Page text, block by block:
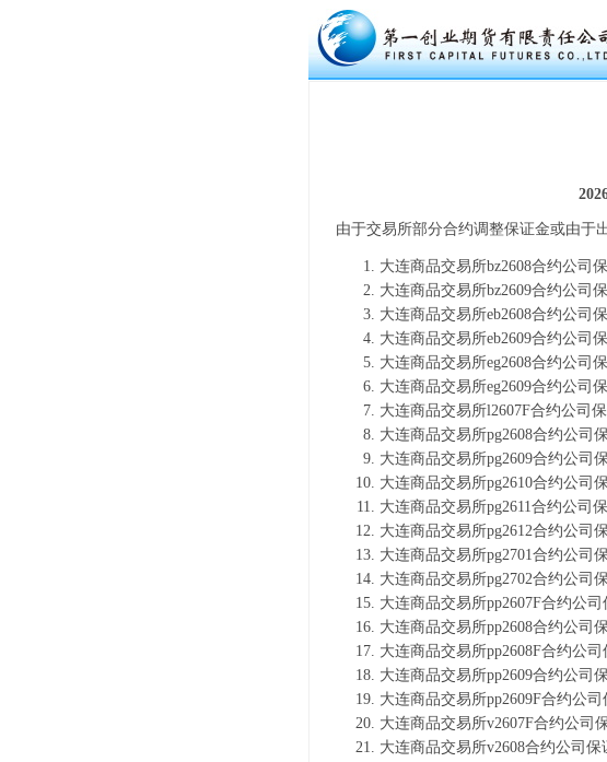
由于交易所部分合约调整保证金或由于
大连商品交易所bz2608合约公司
大连商品交易所bz2609合约公司
大连商品交易所eb2608合约公司
大连商品交易所eb2609合约公司
大连商品交易所eg2608合约公司
大连商品交易所eg2609合约公司
大连商品交易所l2607F合约公司
大连商品交易所pg2608合约公司
大连商品交易所pg2609合约公司
大连商品交易所pg2610合约公司
大连商品交易所pg2611合约公司
大连商品交易所pg2612合约公司
大连商品交易所pg2701合约公司
大连商品交易所pg2702合约公司
大连商品交易所pp2607F合约公司
大连商品交易所pp2608合约公司
大连商品交易所pp2608F合约公司
大连商品交易所pp2609合约公司
大连商品交易所pp2609F合约公司
大连商品交易所v2607F合约公司
大连商品交易所v2608合约公司保